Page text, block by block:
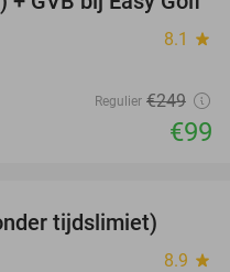
60%
8.1 star
Regulier €249
€99
tijdslimiet)
8.9 star